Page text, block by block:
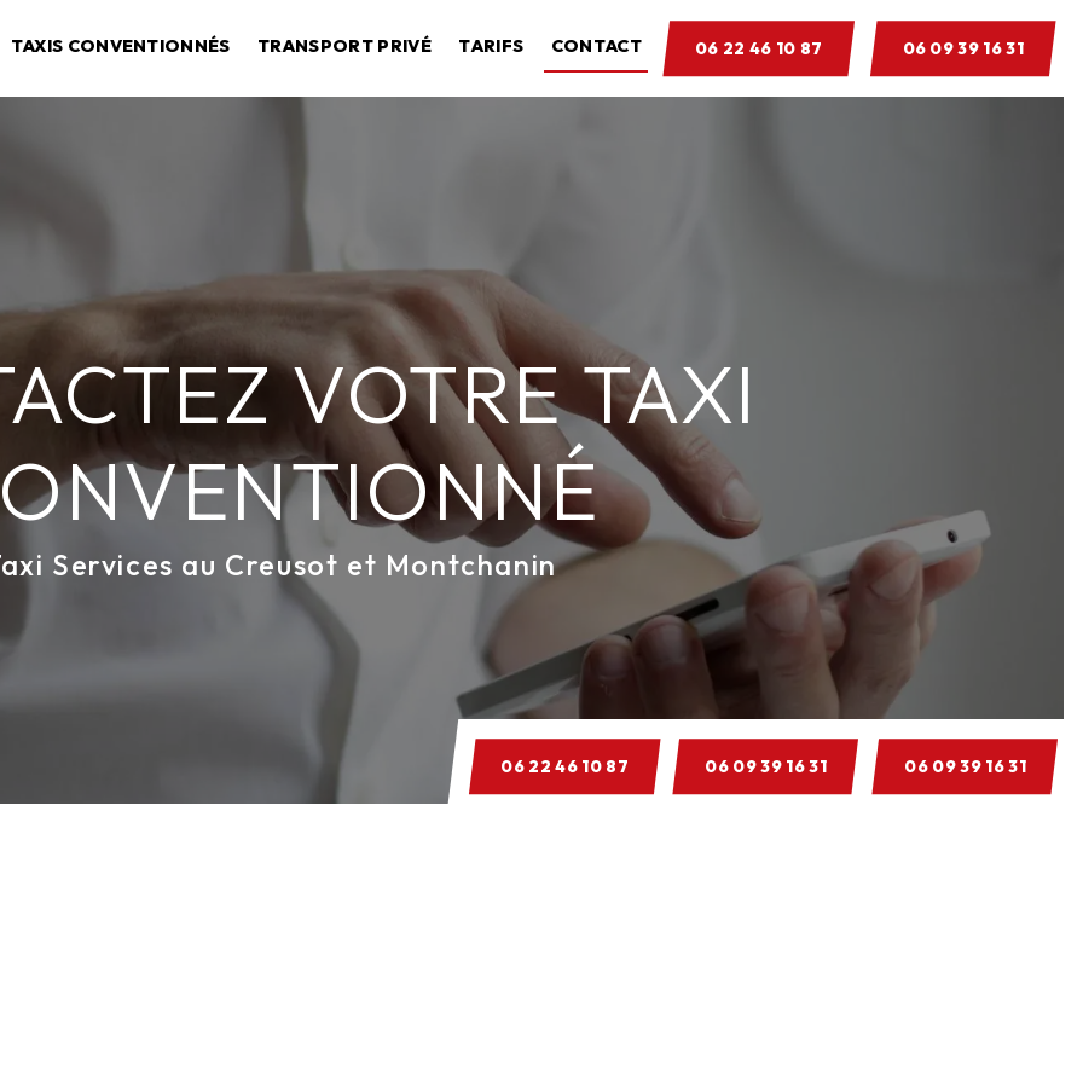
TAXIS CONVENTIONNÉS TRANSPORT PRIVÉ TARIFS CONTACT 06 22 46 10 87 06 09 39 16 31
VOTRE TAXI
Services au Creusot et Montchanin
06 22 46 10 87 06 09 39 16 31 06 09 39 16 31